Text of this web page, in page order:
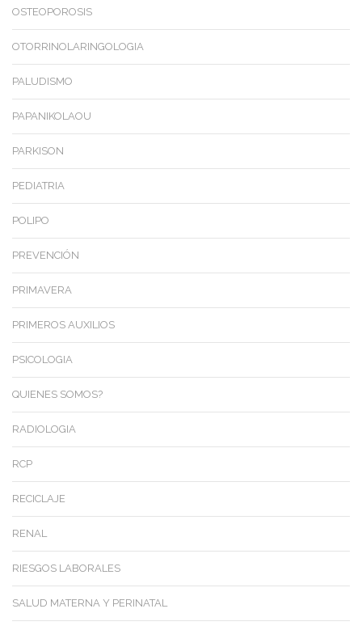
OSTEOPOROSIS
OTORRINOLARINGOLOGIA
PALUDISMO
PAPANIKOLAOU
PARKISON
PEDIATRIA
POLIPO
PREVENCIÓN
PRIMAVERA
PRIMEROS AUXILIOS
PSICOLOGIA
QUIENES SOMOS?
RADIOLOGIA
RCP
RECICLAJE
RENAL
RIESGOS LABORALES
SALUD MATERNA Y PERINATAL